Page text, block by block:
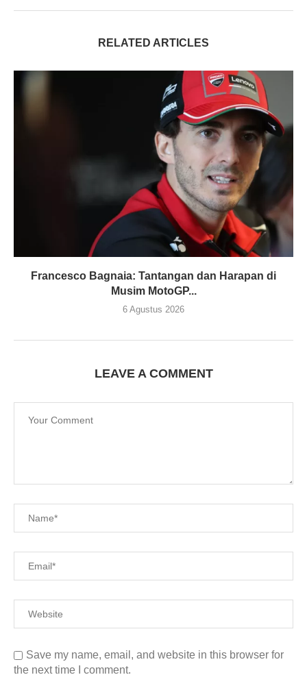
RELATED ARTICLES
Francesco Bagnaia: Tantangan dan Harapan di
Musim MotoGP...
6 Agustus 2026
LEAVE A COMMENT
Save my name, email, and website in this browser for
the next time I comment.